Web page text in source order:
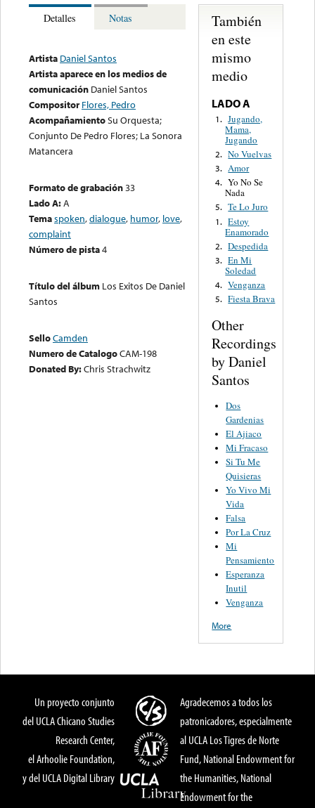
Detalles Notas
Artista Daniel Santos
Artista aparece en los medios de
comunicación Daniel Santos
Compositor Flores, Pedro
AcompañamientoSu Orquesta;
Conjunto De Pedro Flores; La Sonora
Matancera
Formato de grabación33
Lado A:A
Temaspoken,dialogue, humor, love,
complaint
Número de pista4
Título del álbum Los Exitos De Daniel
Santos
SelloCamden
Numero de CatalogoCAM-198
Donated By:Chris Strachwitz
También
en este
mismo
medio
LADO A
1. Jugando,
Mama,
Jugando
2. No Vuelvas
3. Amor
4. Yo No Se
Nada
5. Te Lo Juro
1. Estoy
Enamorado
2. Despedida
3. En Mi
Soledad
4. Venganza
5. Fiesta Brava
Other
Recordings
by Daniel
Santos
Dos
Gardenias
El Ajiaco
Mi Fracaso
Si Tu Me
Quisieras
Yo Vivo Mi
Vida
Falsa
Por La Cruz
Mi
Pensamiento
Esperanza
Inutil
Venganza
More
Un proyecto conjunto
del UCLA Chicano Studies
Research Center,
el Arhoolie Foundation,
y del UCLA Digital Library
Agradecemos a todos los
patronicadores, especialmente
al UCLA Los Tigres de Norte
Fund, National Endowment for
the Humanities, National
Endowment for the